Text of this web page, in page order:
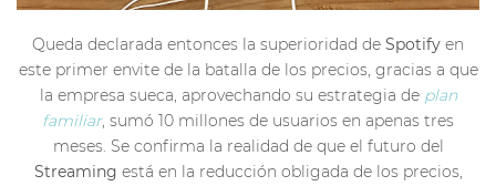
Queda declarada entonces la superioridad de Spotify en
este primer envite de la batalla de los precios, gracias a que
la empresa sueca, aprovechando su estrategia de plan
familiar, sumó 10 millones de usuarios en apenas tres
meses. Se confirma la realidad de que el futuro del
Streaming está en la reducción obligada de los precios,